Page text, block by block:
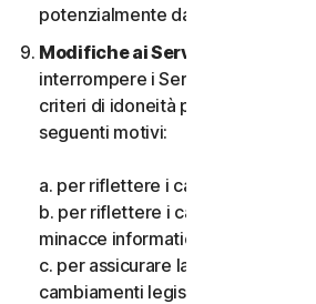
potenzialmente dannosi.
Modifiche ai Servizi.
interrompere i Servizi oppure
criteri di idoneità per i Servizi, per
seguenti motivi:
a. per riflettere i cambiamenti
b. per riflettere i cambiamenti
minacce informatiche;
c. per assicurare la conformità
cambiamenti legislativi;